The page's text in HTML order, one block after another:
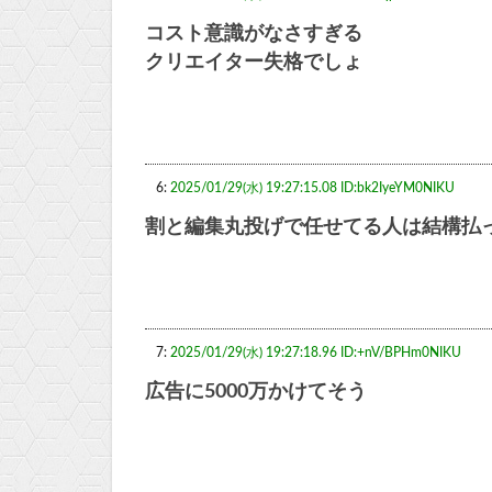
コスト意識がなさすぎる
クリエイター失格でしょ
6: 2025/01/29(水) 19:27:15.08 ID:bk2IyeYM0NIKU
割と編集丸投げで任せてる人は結構払
7: 2025/01/29(水) 19:27:18.96 ID:+nV/BPHm0NIKU
広告に5000万かけてそう